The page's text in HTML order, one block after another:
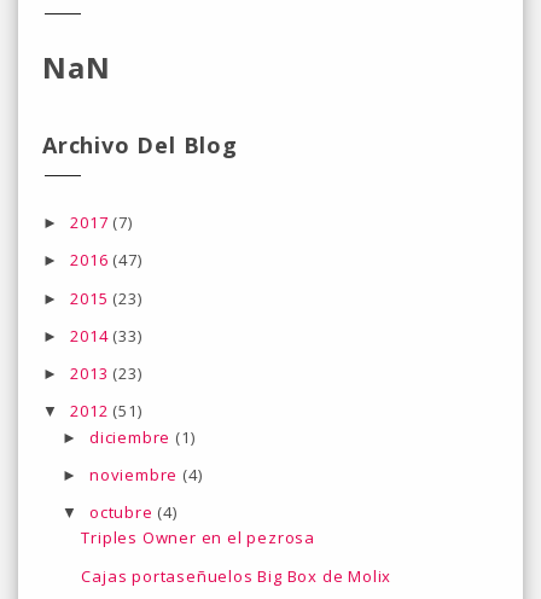
NaN
Archivo Del Blog
►2017 (7)
►2016 (47)
►2015 (23)
►2014 (33)
►2013 (23)
▼2012 (51)
► diciembre (1)
► noviembre (4)
▼ octubre (4)
Triples Owner en el pezrosa
Cajas portaseñuelos Big Box de Molix